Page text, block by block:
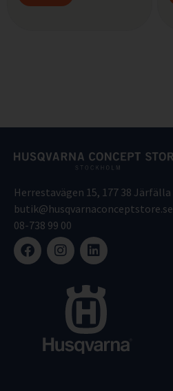
Herrestavägen 15, 177 38 Järfälla
butik@husqvarnaconceptstore.se
08-738 99 00